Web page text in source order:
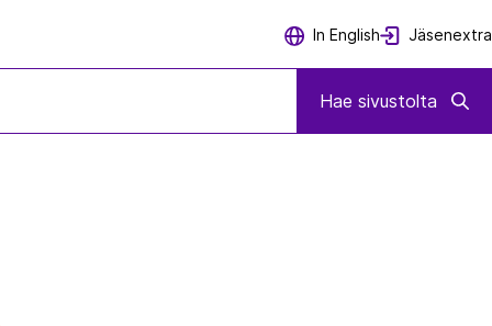
In English Jäsenextra
Hae sivustolta